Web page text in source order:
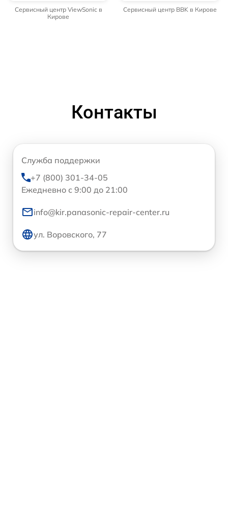
Сервисный центр ViewSonic в
Кирове
Сервисный центр BBK в Кирове
Контакты
Служба поддержки
+7 (800) 301-34-05
Ежедневно с 9:00 до 21:00
info@kir.panasonic-repair-center.ru
ул. Воровского, 77